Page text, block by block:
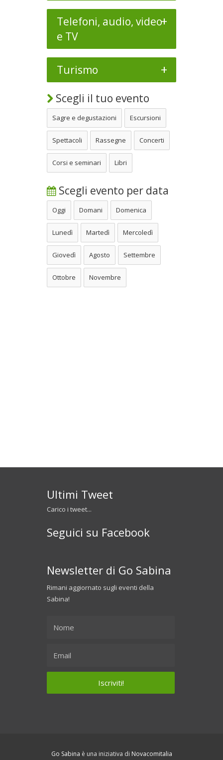
Telefoni, audio, video
e TV
+
Turismo +
Scegli il tuo evento
Sagre e degustazioni Escursioni
Spettacoli Rassegne Concerti
Corsi e seminari Libri
Scegli evento per data
Oggi Domani Domenica
Lunedì Martedì Mercoledì
Giovedì Agosto Settembre
Ottobre Novembre
Ultimi Tweet
Carico i tweet...
Seguici su Facebook
Newsletter di Go Sabina
Rimani aggiornato sugli eventi della
Sabina!
Go Sabina è una iniziativa di Novacomitalia